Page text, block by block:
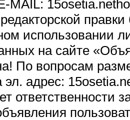
MAIL:
использовании
на сайте
По вопросам
эл. адрес: